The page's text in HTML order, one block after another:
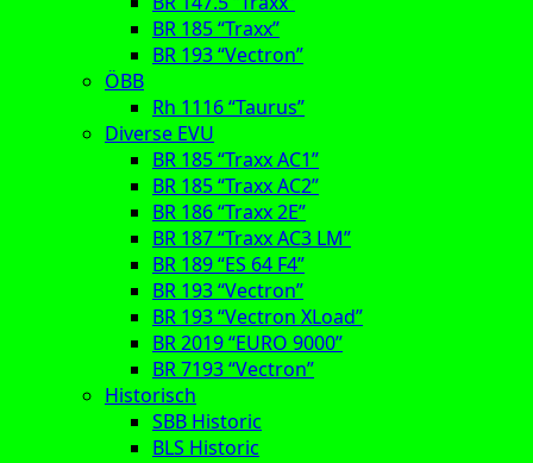
BR 185 “Traxx”
BR 193 “Vectron”
ÖBB
Rh 1116 “Taurus”
Diverse EVU
BR 185 “Traxx AC1”
BR 185 “Traxx AC2”
BR 186 “Traxx 2E”
BR 187 “Traxx AC3 LM”
BR 189 “ES 64 F4”
BR 193 “Vectron”
BR 193 “Vectron XLoad”
BR 2019 “EURO 9000”
BR 7193 “Vectron”
Historisch
SBB Historic
BLS Historic